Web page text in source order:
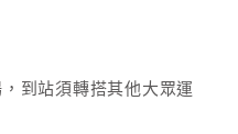
到站須轉搭其他大眾運